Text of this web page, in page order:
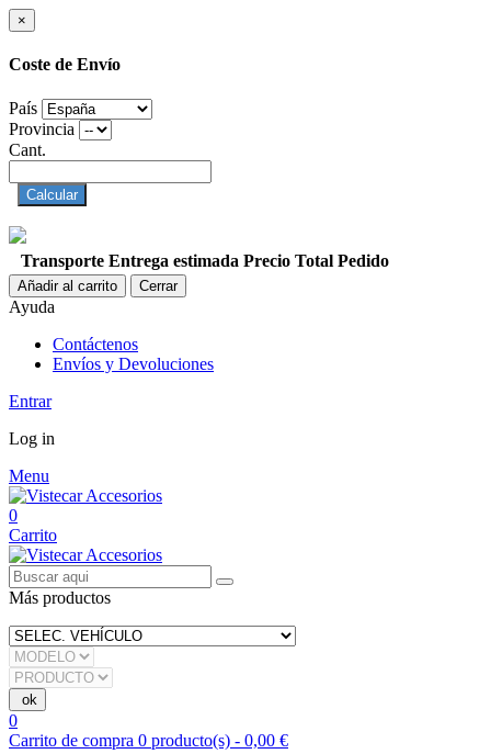
×
Coste de Envío
País
Provincia
Cant.
Calcular
Transporte Entrega estimada Precio Total Pedido
Añadir al carrito Cerrar
Ayuda
Contáctenos
Envíos y Devoluciones
Entrar
Log in
Menu
0
Carrito
Más productos
0
Carrito de compra 0 producto(s) - 0,00 €